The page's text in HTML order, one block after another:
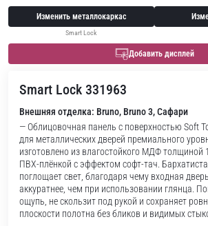
Изменить металлокаркас
Smart Lock
Добавить дисплей
Smart Lock 331963
Внешняя отделка: Bruno, Bruno 3, Сафари
— Облицовочная панель с поверхностью Soft
для металлических дверей премиального
изготовлено из влагостойкого МДФ
ПВХ-плёнкой с эффектом софт-тач.
поглощает свет, благодаря чему входная
аккуратнее, чем при использовании глянца.
ощупь, не скользит под рукой и сохраняет
плоскости полотна без бликов и видимых